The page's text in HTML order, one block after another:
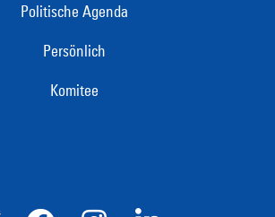
Politische Agenda
Persönlich
Komitee